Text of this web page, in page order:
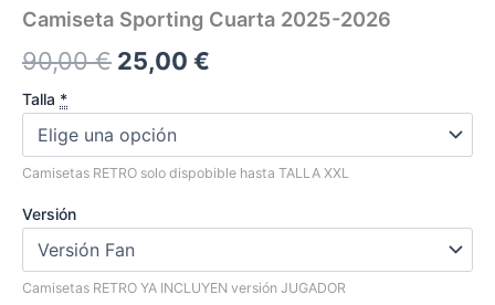
Camiseta Sporting Cuarta 2025-2026
90,00€ El
original
era:
25,00 €
es:
Talla *
Camisetas RETRO solo dispobible hasta TALLA XXL
Versión
Camisetas RETRO YA INCLUYEN versión JUGADOR